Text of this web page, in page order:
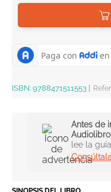
ISBN: 9788471511553
Antes de
lee la